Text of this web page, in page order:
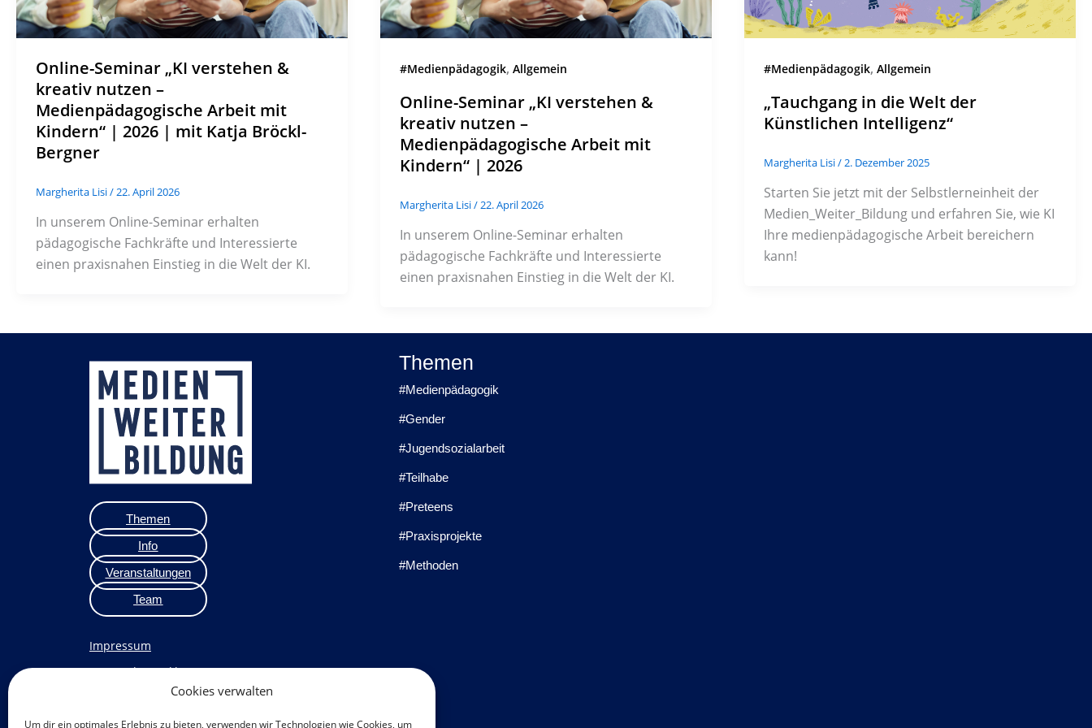
Cookies verwalten
Um dir ein optimales Erlebnis zu bieten, verwenden wir Technologien wie Cookies, um
Online-Seminar „KI verstehen &
kreativ nutzen –
Medienpädagogische Arbeit mit
Kindern“ | 2026 | mit Katja Bröckl-
Bergner
Margherita Lisi/ 22. April 2026
In unserem Online-Seminar erhalten
pädagogische Fachkräfte und Interessierte
einen praxisnahen Einstieg in die Welt der KI.
#Medienpädagogik, Allgemein
Online-Seminar „KI verstehen &
kreativ nutzen –
Medienpädagogische Arbeit mit
Kindern“ | 2026
Margherita Lisi/ 22. April 2026
In unserem Online-Seminar erhalten
pädagogische Fachkräfte und Interessierte
einen praxisnahen Einstieg in die Welt der KI.
#Medienpädagogik, Allgemein
„Tauchgang in die Welt der
Künstlichen Intelligenz“
Margherita Lisi/ 2. Dezember 2025
Starten Sie jetzt mit der Selbstlerneinheit der
Medien_Weiter_Bildung und erfahren Sie, wie KI
Ihre medienpädagogische Arbeit bereichern
kann!
Themen
Info
Veranstaltungen
Team
Impressum
Datenschutzerklärung
Datenschutz Veranstaltungen
Cookie-Richtlinie (EU)
Themen
#Medienpädagogik
#Gender
#Jugendsozialarbeit
#Teilhabe
#Preteens
#Praxisprojekte
#Methoden